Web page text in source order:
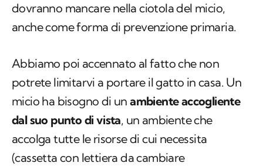
dovranno mancare nella ciotola del micio,
anche come forma di prevenzione primaria.
Abbiamo poi accennato al fatto che non
potrete limitarvi a portare il gatto in casa. Un
micio ha bisogno di un ambiente accogliente
dalsuo punto di vista, un ambiente che
accolga tutte le risorse di cui necessita
(cassetta con lettiera da cambiare